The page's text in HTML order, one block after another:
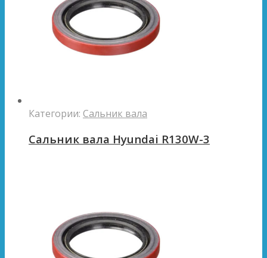
Категории: Сальник вала
Сальник вала Hyundai R130W-3